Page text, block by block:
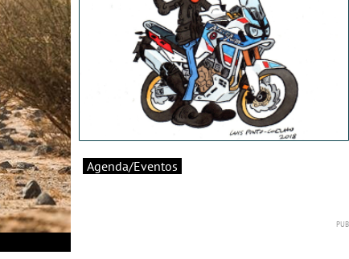
Agenda/Eventos